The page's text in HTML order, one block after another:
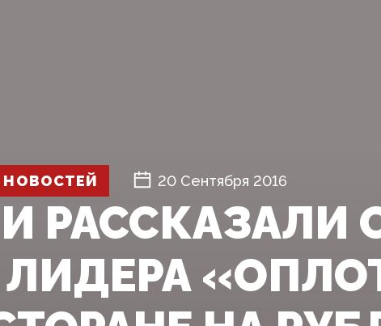
НОВОСТЕЙ 20 Сентября 2016
РАССКАЗАЛИ